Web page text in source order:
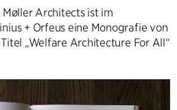
Architects ist im
+ Orfeus eine Monografie von
„Welfare Architecture For All“